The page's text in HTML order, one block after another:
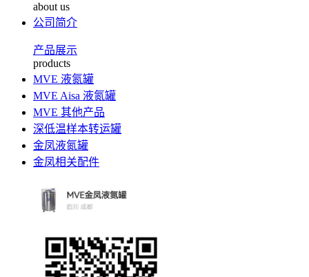
about us
公司简介
产品展示
products
MVE 液氮罐
MVE Aisa 液氮罐
MVE 其他产品
深低温样本转运罐
金凤液氮罐
金凤相关配件